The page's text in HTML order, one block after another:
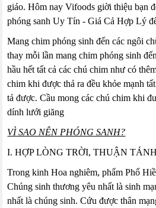
giáo. Hôm nay Vifoods giời thiệu bạn
phóng sanh Uy Tín - Giá Cả Hợp Lý
Mang chim phóng sinh đến các ngôi
thay mỗi lần mang chim phóng sinh
hầu hết tất cả các chú chim như có
chim khi được thả ra đều khỏe mạnh
tả được. Cầu mong các chú chim khi
dính lưới giăng
VÌ SAO NÊN PHÓNG SANH?
I. HỢP LÒNG TRỜI, THUẬN
Trong kinh Hoa nghiêm, phẩm Phổ
Chúng sinh thương yêu nhất là sinh
nhất là chúng sinh. Cứu được thân